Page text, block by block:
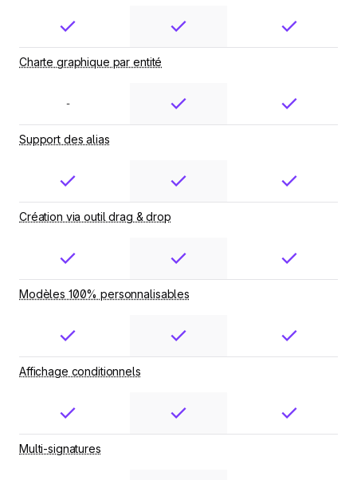
Charte graphique par entité
-
Support des alias
Création via outil drag & drop
Modèles 100% personnalisables
Affichage conditionnels
Multi-signatures